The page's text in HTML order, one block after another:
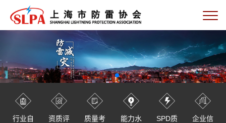
行业自
资质评
质量考
能力水
SPD质
企业信